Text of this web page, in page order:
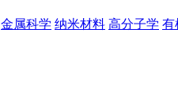
金属科学 纳米材料 高分子学 有